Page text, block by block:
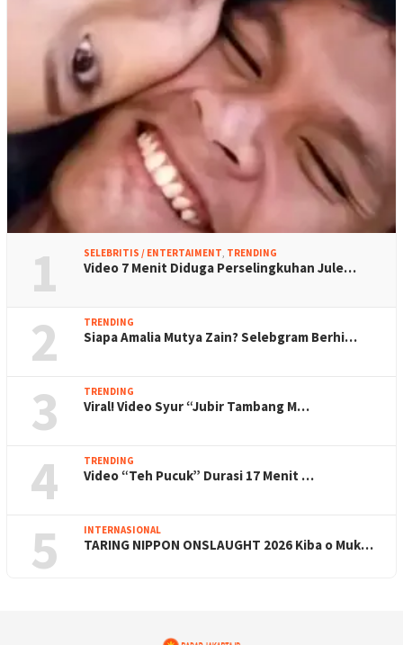
1 SELEBRITIS / ENTERTAIMENT, TRENDING
Video 7 Menit Diduga Perselingkuhan Jule…
2 TRENDING
Siapa Amalia Mutya Zain? Selebgram Berhi…
3 TRENDING
Viral! Video Syur “Jubir Tambang M…
4 TRENDING
Video “Teh Pucuk” Durasi 17 Menit …
5 INTERNASIONAL
TARING NIPPON ONSLAUGHT 2026 Kiba o Muk…